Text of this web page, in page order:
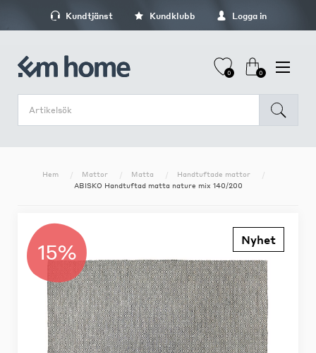
Kundtjänst Kundklubb Logga in
0 0
Hem Mattor Matta
Handtuftade mattor
ABISKO Handtuftad matta nature mix 140/200
15% Nyhet